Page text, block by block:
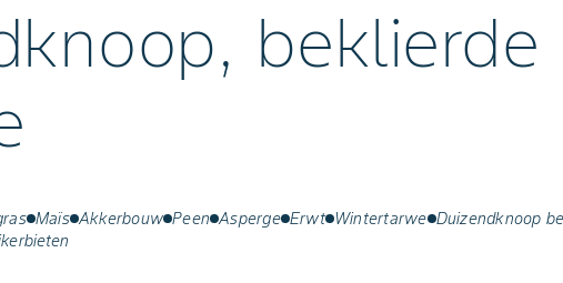
beklierde
Maïs Akkerbouw Peen Asperge Erwt Wintertarwe Duizendknoop